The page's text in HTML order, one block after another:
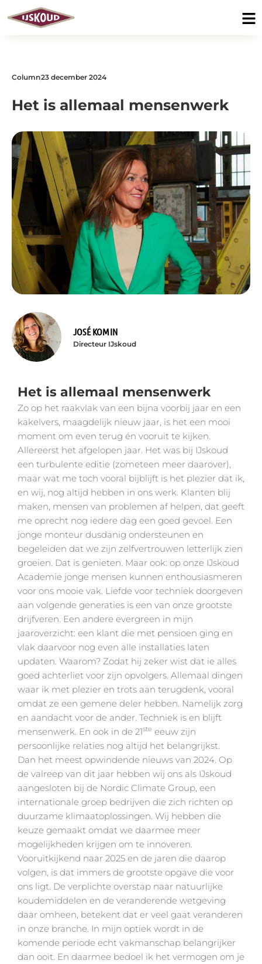
Column23 december 2024
Het is allemaal mensenwerk
JOSÉ KOMIN
Directeur IJskoud
Het is allemaal mensenwerk
Zo op het raakvlak van een bijna voorbij jaar en een
kakelvers, maagdelijk nieuw jaar, is het een mooi
moment om even terug én vooruit te kijken.
Allereerst het afgelopen jaar. Het was bij IJskoud
een turbulente editie (zometeen meer daarover),
maar wat me toch vooral bijblijft is het plezier dat ik,
en wij, nog altijd hebben in ons werk. Klanten blij
maken, mensen van problemen af helpen, dat geeft
me oprecht nog iedere dag een goed gevoel. Een
jonge monteur dusdanig ondersteunen en
begeleiden dat we zijn zelfvertrouwen letterlijk zien
groeien. Dat is genieten. Maar ook: op onze IJskoud
Academie jonge mensen kunnen enthousiasmeren
voor ons mooie vak. Liefde voor techniek doorgeven
aan volgende generaties is een van onze grootste
drijfveren. Een andere evergreen in mijn
jaaroverzicht: een klant die met pensioen ging en
vlak daarvoor nog even alle installaties laten
updaten. Waarom? Zodat hij zeker wist dat ie alles
goed achterliet voor zijn opvolgers. Allemaal dingen
waar ik met plezier en trots aan terugdenk, vooral
omdat ze een gemene deler hebben. Namelijk zorg
en aandacht voor de ander. Techniek is en blijft
mensenwerk. En ook in de 21ste eeuw zijn
persoonlijke relaties nog altijd het belangrijkst.
Dan het meest opwindende nieuws van 2024. Op
de valreep van dit jaar hebben wij ons als IJskoud
aangesloten bij de Nordic Climate Group, een
internationale groep bedrijven die zich richten op
duurzame klimaatoplossingen. Wij hebben die
keuze gemaakt omdat we daarmee meer
mogelijkheden krijgen om te innoveren.
Vooruitkijkend naar 2025 en de jaren die daarop
volgen, is dat immers de grootste opgave die voor
ons ligt. De verplichte overstap naar natuurlijke
koudemiddelen en de veranderende wetgeving
daar omheen, betekent dat er veel gaat veranderen
in onze branche. In mijn optiek wordt in de
komende periode echt vakmanschap belangrijker
dan ooit. En daarmee bedoel ik het vermogen om je